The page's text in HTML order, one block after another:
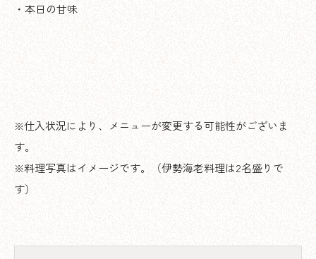
・本日の甘味
※仕入状況により、メニューが変更する可能性がございま
す。
※料理写真はイメージです。（伊勢海老料理は2名盛りで
す）